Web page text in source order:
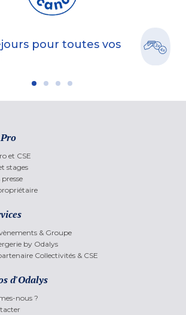
pour toutes vos
et CSE
stages
& Groupe
by Odalys
Collectivités & CSE
d'Odalys
nous ?